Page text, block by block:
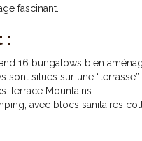
fascinant.
:
16 bungalows bien
sont situés sur une
Terrace Mountains.
avec blocs sanitaires